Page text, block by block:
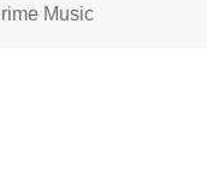
テMusic